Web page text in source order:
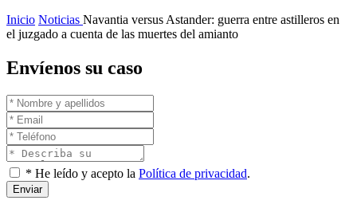
Inicio Noticias Navantia versus Astander: guerra entre astilleros en
el juzgado a cuenta de las muertes del amianto
Envíenos su caso
* He leído y acepto la Política de privacidad.
Enviar